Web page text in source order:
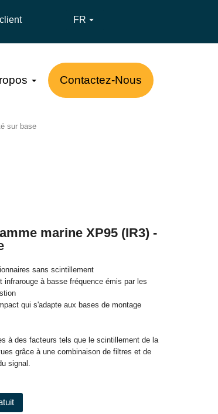
FR 
Contactez-Nous
sur base
marine XP95 (IR3) -
sans scintillement
infrarouge à basse fréquence émis par les
qui s'adapte aux bases de montage
à des facteurs tels que le scintillement de la
grâce à une combinaison de filtres et de
signal.